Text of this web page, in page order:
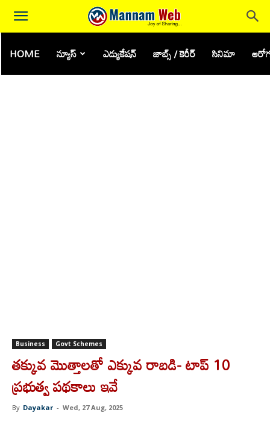
HOME న్యూస్ ఎడ్యుకేషన్ జాబ్స్ / కెరీర్ సినిమా
Business Govt Schemes
తక్కువ మొత్తాలతో ఎక్కువ రాబడి- టాప్ 10
ప్రభుత్వ పథకాలు ఇవే
By Dayakar - Wed, 27 Aug, 2025